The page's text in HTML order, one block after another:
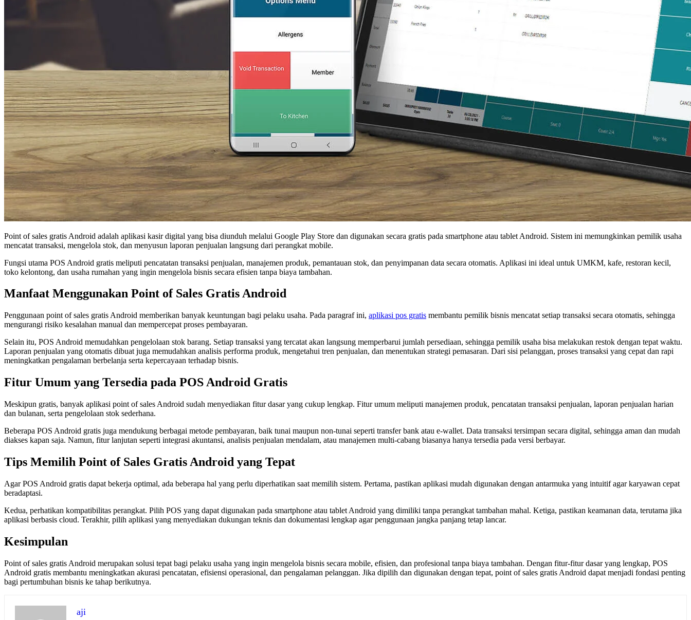
Point of sales gratis Android adalah aplikasi kasir digital yang bisa diunduh melalui Google Play Store dan digunakan secara gratis pada smartphone atau tablet Android. Sistem ini memungkinkan pemilik usaha
mencatat transaksi, mengelola stok, dan menyusun laporan penjualan langsung dari perangkat mobile.
Fungsi utama POS Android gratis meliputi pencatatan transaksi penjualan, manajemen produk, pemantauan stok, dan penyimpanan data secara otomatis. Aplikasi ini ideal untuk UMKM, kafe, restoran kecil,
toko kelontong, dan usaha rumahan yang ingin mengelola bisnis secara efisien tanpa biaya tambahan.
Manfaat Menggunakan Point of Sales Gratis Android
Penggunaan point of sales gratis Android memberikan banyak keuntungan bagi pelaku usaha. Pada paragraf ini, aplikasi pos gratis membantu pemilik bisnis mencatat setiap transaksi secara otomatis, sehingga
mengurangi risiko kesalahan manual dan mempercepat proses pembayaran.
Selain itu, POS Android memudahkan pengelolaan stok barang. Setiap transaksi yang tercatat akan langsung memperbarui jumlah persediaan, sehingga pemilik usaha bisa melakukan restok dengan tepat waktu.
Laporan penjualan yang otomatis dibuat juga memudahkan analisis performa produk, mengetahui tren penjualan, dan menentukan strategi pemasaran. Dari sisi pelanggan, proses transaksi yang cepat dan rapi
meningkatkan pengalaman berbelanja serta kepercayaan terhadap bisnis.
Fitur Umum yang Tersedia pada POS Android Gratis
Meskipun gratis, banyak aplikasi point of sales Android sudah menyediakan fitur dasar yang cukup lengkap. Fitur umum meliputi manajemen produk, pencatatan transaksi penjualan, laporan penjualan harian
dan bulanan, serta pengelolaan stok sederhana.
Beberapa POS Android gratis juga mendukung berbagai metode pembayaran, baik tunai maupun non-tunai seperti transfer bank atau e-wallet. Data transaksi tersimpan secara digital, sehingga aman dan mudah
diakses kapan saja. Namun, fitur lanjutan seperti integrasi akuntansi, analisis penjualan mendalam, atau manajemen multi-cabang biasanya hanya tersedia pada versi berbayar.
Tips Memilih Point of Sales Gratis Android yang Tepat
Agar POS Android gratis dapat bekerja optimal, ada beberapa hal yang perlu diperhatikan saat memilih sistem. Pertama, pastikan aplikasi mudah digunakan dengan antarmuka yang intuitif agar karyawan cepat
beradaptasi.
Kedua, perhatikan kompatibilitas perangkat. Pilih POS yang dapat digunakan pada smartphone atau tablet Android yang dimiliki tanpa perangkat tambahan mahal. Ketiga, pastikan keamanan data, terutama jika
aplikasi berbasis cloud. Terakhir, pilih aplikasi yang menyediakan dukungan teknis dan dokumentasi lengkap agar penggunaan jangka panjang tetap lancar.
Kesimpulan
Point of sales gratis Android merupakan solusi tepat bagi pelaku usaha yang ingin mengelola bisnis secara mobile, efisien, dan profesional tanpa biaya tambahan. Dengan fitur-fitur dasar yang lengkap, POS
Android gratis membantu meningkatkan akurasi pencatatan, efisiensi operasional, dan pengalaman pelanggan. Jika dipilih dan digunakan dengan tepat, point of sales gratis Android dapat menjadi fondasi penting
bagi pertumbuhan bisnis ke tahap berikutnya.
aji